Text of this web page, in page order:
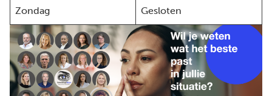
Zondag Gesloten